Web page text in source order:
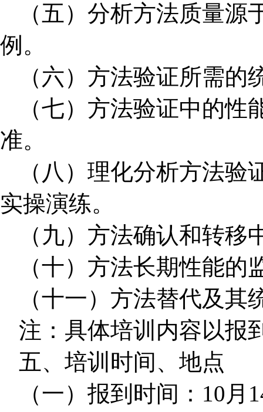
（五）分析方法质量
例。
（六）方法验证所需的
（七）方法验证中的
准。
（八）理化分析方法
实操演练。
（九）方法确认和转移
（十）方法长期性能
（十一）方法替代及其
注：具体培训内容以报
五、培训时间、地点
（一）报到时间：10月